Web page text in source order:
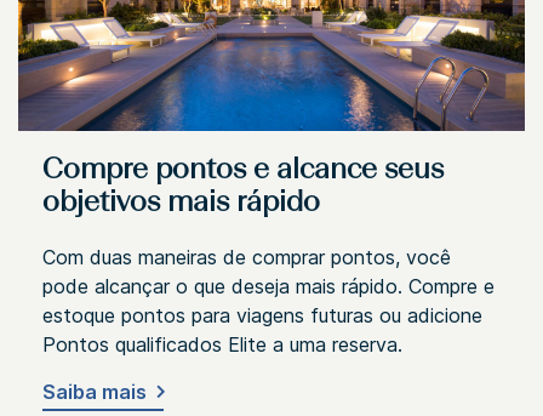
Compre pontos e alcance seus
objetivos mais rápido
Com duas maneiras de comprar pontos, você
pode alcançar o que deseja mais rápido. Compre e
estoque pontos para viagens futuras ou adicione
Pontos qualificados Elite a uma reserva.
Saiba mais